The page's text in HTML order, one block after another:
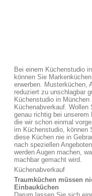
Bei einem Küchenstudio
können Sie
erwerben. Musterküchen,
reduziert zu unschlagbar
Küchenstudio in
Küchenabverkauf.
genau richtig bei unserem
die wir schon einmal
im Küchenstudio, können
diese Küchen nie in
nach speziellen
werden Augen machen,
machbar gemacht wird.
Küchenabverkauf
Traumküchen müssen
Einbauküchen